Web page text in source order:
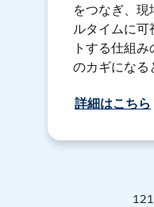
をつなぎ、
ルタイムに可
トする仕組
のカギになる
詳細はこちら